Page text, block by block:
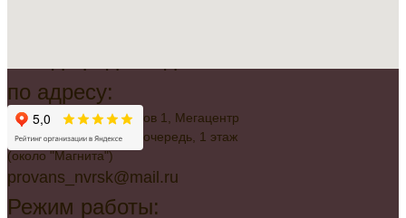
по адресу:
г. Новороссийск, Советов 1, Мегацентр
"Красная Площадь", 2 очередь, 1 этаж
(около "Магнита")
provans_nvrsk@mail.ru
Режим работы: